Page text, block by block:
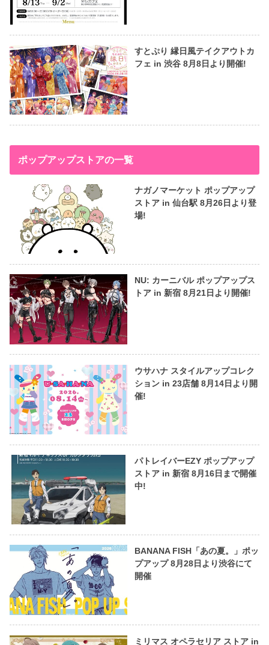
すとぷり 縁日風テイクアウトカ
フェ in 渋谷 8月8日より開催!
ポップアップストアの一覧
ナガノマーケット ポップアップ
ストア in 仙台駅 8月26日より登
場!
NU: カーニバル ポップアップス
トア in 新宿 8月21日より開催!
ウサハナ スタイルアップコレク
ション in 23店舗 8月14日より開
催!
パトレイバーEZY ポップアップ
ストア in 新宿 8月16日まで開催
中!
BANANA FISH「あの夏。」ポッ
プアップ 8月28日より渋谷にて
開催
ミリマス オペラセリア ストア in